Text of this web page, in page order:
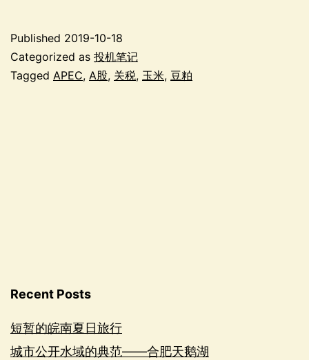
Published 2019-10-18
Categorized as 投机笔记
Tagged APEC, A股, 关税, 玉米, 豆粕
Recent Posts
短暂的皖南夏日旅行
城市公开水域的典范——合肥天鹅湖